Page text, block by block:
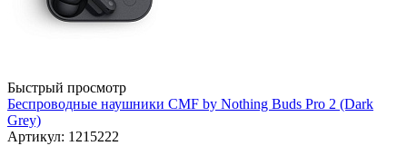
Быстрый просмотр
Беспроводные наушники CMF by Nothing Buds Pro 2 (Dark
Grey)
Артикул: 1215222